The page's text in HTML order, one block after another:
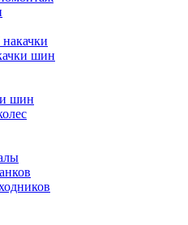
шин
шин